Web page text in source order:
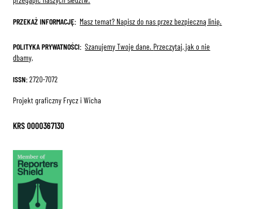
PRZEKAŻ INFORMACJĘ: Masz temat? Napisz do nas przez bezpieczną linię.
POLITYKA PRYWATNOŚCI: Szanujemy Twoje dane. Przeczytaj, jak o nie
dbamy.
ISSN:2720-7072
Projekt graficzny Frycz i Wicha
KRS 0000367130